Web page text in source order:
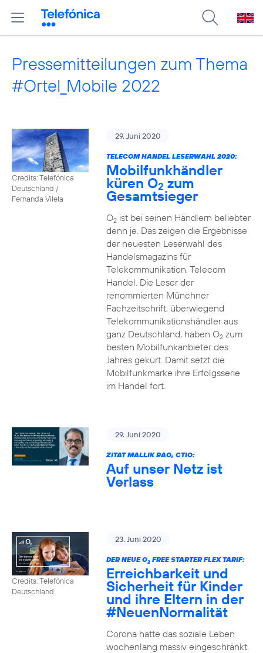
Pressemitteilungen zum Thema
#Ortel_Mobile 2022
Credits: Telefónica
Deutschland /
Fernanda Vilela
29. Juni 2020
TELECOM HANDEL LESERWAHL 2020:
Mobilfunkhändler
küren O2 zum
Gesamtsieger
O2ist bei seinen Händlern beliebter
denn je. Das zeigen die Ergebnisse
der neuesten Leserwahl des
Handelsmagazins für
Telekommunikation, Telecom
Handel. Die Leser der
renommierten Münchner
Fachzeitschrift, überwiegend
Telekommunikationshändler aus
ganz Deutschland, haben O2zum
besten Mobilfunkanbieter des
Jahres gekürt. Damit setzt die
Mobilfunkmarke ihre Erfolgsserie
im Handel fort.
29. Juni 2020
ZITAT MALLIK RAO, CTIO:
Auf unser Netz ist
Verlass
Credits: Telefónica
Deutschland
23. Juni 2020
DER NEUE O2FREE STARTER FLEX TARIF:
Erreichbarkeit und
Sicherheit für Kinder
und ihre Eltern in der
#NeuenNormalität
Corona hatte das soziale Leben
wochenlang massiv eingeschränkt.